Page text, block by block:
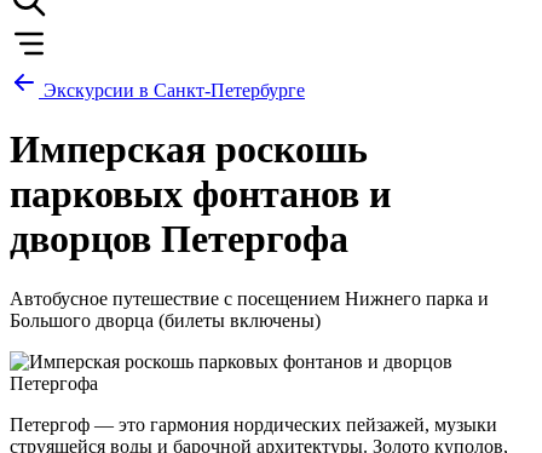
Экскурсии в Санкт-Петербурге
Имперская роскошь
парковых фонтанов и
дворцов Петергофа
Автобусное путешествие с посещением Нижнего парка и
Большого дворца (билеты включены)
Петергоф — это гармония нордических пейзажей, музыки
струящейся воды и барочной архитектуры. Золото куполов,